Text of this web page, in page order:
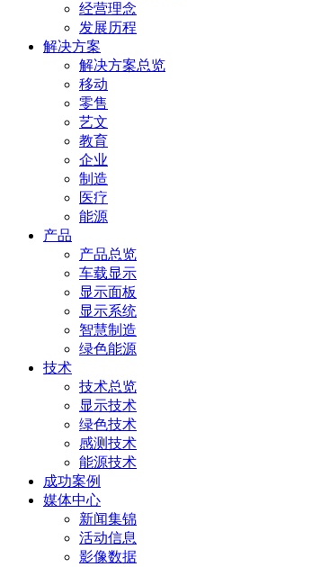
经营理念
发展历程
解决方案
解决方案总览
移动
零售
艺文
教育
企业
制造
医疗
能源
产品
产品总览
车载显示
显示面板
显示系统
智慧制造
绿色能源
技术
技术总览
显示技术
绿色技术
感测技术
能源技术
成功案例
媒体中心
新闻集锦
活动信息
影像数据